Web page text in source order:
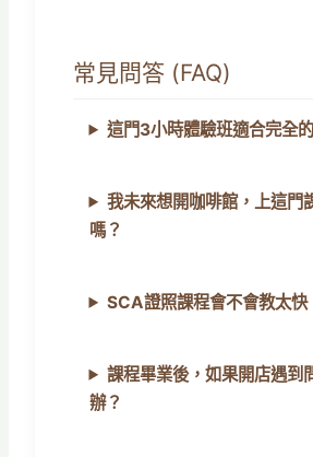
常見問答 (FAQ)
這門3小時體驗班適合完全
我未來想開咖啡館，上這門
嗎？
SCA證照課程會不會教太快
課程畢業後，如果開店遇到
辦？